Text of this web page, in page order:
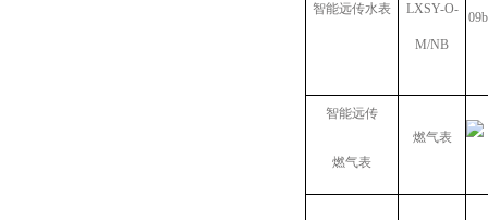
智能远传水表 LXSY-O-
M/NB
智能远传
燃气表
燃气表